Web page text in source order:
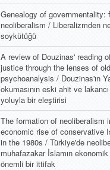
Genealogy of governmentality:
neoliberalism / Liberalizmden
soykütüğü
A review of Douzinas' reading
justice through the lenses of
psychoanalysis / Douzinas'ın
okumasının eski ahit ve
yoluyla bir eleştirisi
The formation of neoliberalism
economic rise of conservative
in the 1980s / Türkiye'de
muhafazakar İslamın
önemli bir ittifak